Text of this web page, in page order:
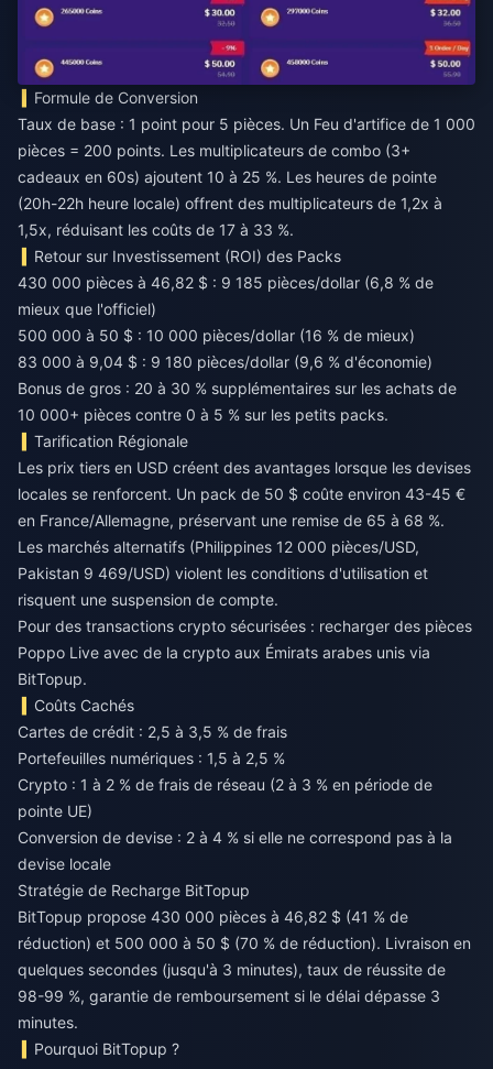
Formule de Conversion
Taux de base : 1 point pour 5 pièces. Un Feu d'artifice de 1 000
pièces = 200 points. Les multiplicateurs de combo (3+
cadeaux en 60s) ajoutent 10 à 25 %. Les heures de pointe
(20h-22h heure locale) offrent des multiplicateurs de 1,2x à
1,5x, réduisant les coûts de 17 à 33 %.
Retour sur Investissement (ROI) des Packs
430 000 pièces à 46,82 $ : 9 185 pièces/dollar (6,8 % de
mieux que l'officiel)
500 000 à 50 $ : 10 000 pièces/dollar (16 % de mieux)
83 000 à 9,04 $ : 9 180 pièces/dollar (9,6 % d'économie)
Bonus de gros : 20 à 30 % supplémentaires sur les achats de
10 000+ pièces contre 0 à 5 % sur les petits packs.
Tarification Régionale
Les prix tiers en USD créent des avantages lorsque les devises
locales se renforcent. Un pack de 50 $ coûte environ 43-45 €
en France/Allemagne, préservant une remise de 65 à 68 %.
Les marchés alternatifs (Philippines 12 000 pièces/USD,
Pakistan 9 469/USD) violent les conditions d'utilisation et
risquent une suspension de compte.
Pour des transactions crypto sécurisées : recharger des pièces
Poppo Live avec de la crypto aux Émirats arabes unis via
BitTopup.
Coûts Cachés
Cartes de crédit : 2,5 à 3,5 % de frais
Portefeuilles numériques : 1,5 à 2,5 %
Crypto : 1 à 2 % de frais de réseau (2 à 3 % en période de
pointe UE)
Conversion de devise : 2 à 4 % si elle ne correspond pas à la
devise locale
Stratégie de Recharge BitTopup
BitTopup propose 430 000 pièces à 46,82 $ (41 % de
réduction) et 500 000 à 50 $ (70 % de réduction). Livraison en
quelques secondes (jusqu'à 3 minutes), taux de réussite de
98-99 %, garantie de remboursement si le délai dépasse 3
minutes.
Pourquoi BitTopup ?